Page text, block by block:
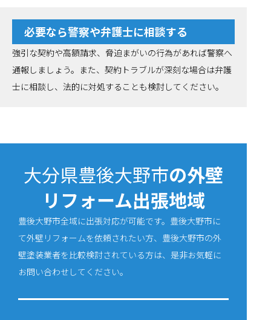
必要なら警察や弁護士に相談する
強引な契約や高額請求、脅迫まがいの行為があれば警察へ
通報しましょう。また、契約トラブルが深刻な場合は弁護
士に相談し、法的に対処することも検討してください。
大分県豊後大野市の外壁
リフォーム出張地域
豊後大野市全域に出張対応が可能です。豊後大野市に
て外壁リフォームを依頼されたい方、豊後大野市の外
壁塗装業者を比較検討されている方は、是非お気軽に
お問い合わせしてください。